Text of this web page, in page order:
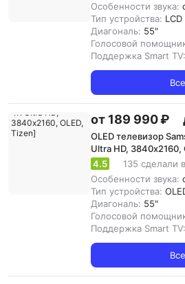
Особенности звука:
Тип устройства:
Диагональ: 55"
Голосовой
Поддержка Smart TV:
от 189 990 ₽
OLED телевизор
Ultra HD, 3840х2160,
4.5
135 сделали
Особенности звука:
Тип устройства:
Диагональ: 55"
Голосовой
Поддержка Smart TV: